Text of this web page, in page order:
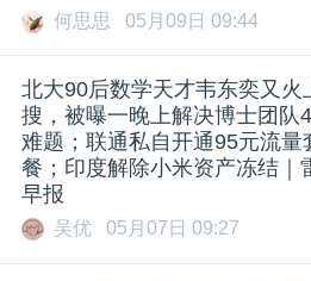
何思思 05月09日 09:44
北大90后数学天才韦东奕又火
搜，被曝一晚上解决博士团队
难题；联通私自开通95元流量
餐；印度解除小米资产冻结｜
早报
吴优 05月07日 09:27